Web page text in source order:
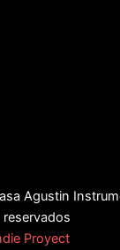
Agustin
Proyect